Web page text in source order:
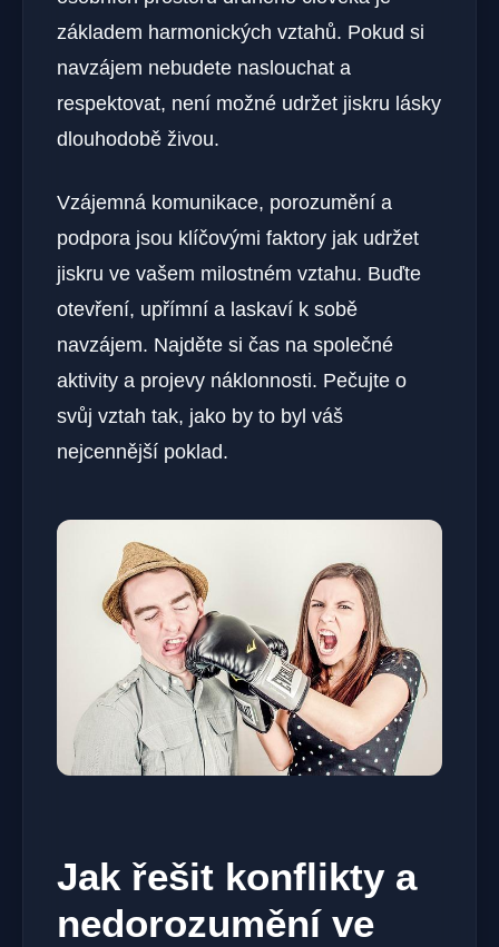
základem harmonických vztahů. Pokud si
navzájem nebudete naslouchat a
respektovat, není možné udržet jiskru lásky
dlouhodobě živou.
Vzájemná komunikace, porozumění a
podpora jsou klíčovými faktory jak udržet
jiskru ve vašem milostném vztahu. Buďte
otevření, upřímní a laskaví k sobě
navzájem. Najděte si čas na společné
aktivity a projevy náklonnosti. Pečujte o
svůj vztah tak, jako by to byl váš
nejcennější poklad.
Jak řešit konflikty a
nedorozumění ve